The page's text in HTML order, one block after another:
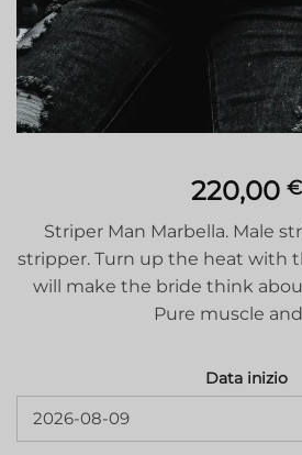
220,00 €
Striper Man Marbella. Male
stripper. Turn up the heat with
will make the bride think
Pure muscle
Data inizio